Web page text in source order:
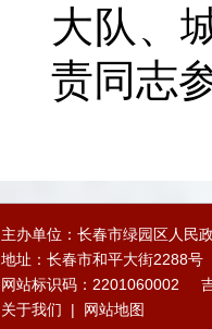
大队、
责同志
主办单位：长春市绿园区人民
地址：长春市和平大街2288号
网站标识码：2201060002
关于我们 | 网站地图